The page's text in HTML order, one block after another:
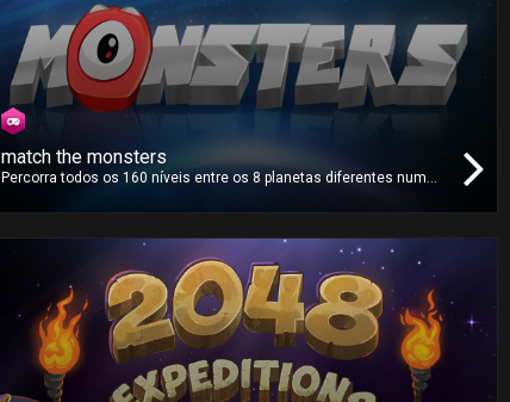
match the monsters
Percorra todos os 160 níveis entre os 8 planetas diferentes num
altamente divertido e viciante!